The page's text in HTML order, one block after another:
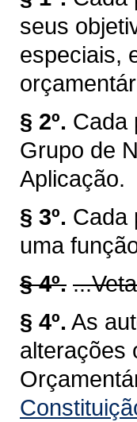
seus
especiais,
§ 2º. Cada
Grupo de
Aplicação.
§ 3º. Cada
uma
§ 4º.
§ 4º. As
alterações